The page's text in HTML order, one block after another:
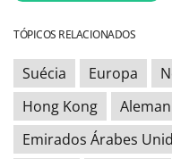
TÓPICOS RELACIONADOS
Suécia Europa
Hong Kong
Emirados Árabes